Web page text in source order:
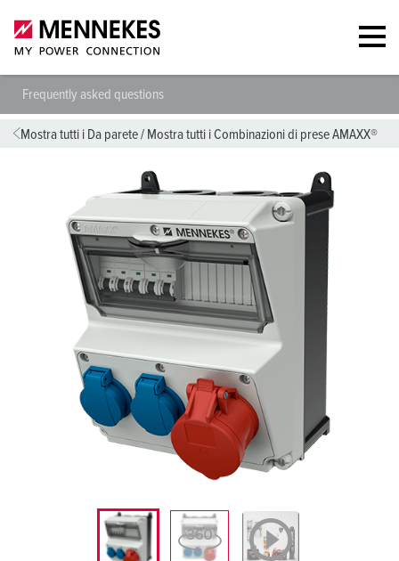
Frequently asked questions
Mostra tutti i Da parete/ Mostra tutti i Combinazioni di prese AMAXX®